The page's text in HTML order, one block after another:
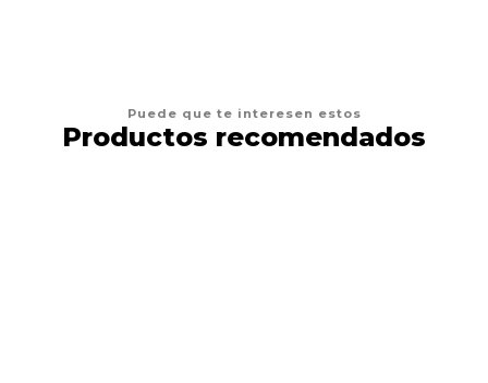
Puede que te interesen estos
Productos recomendados